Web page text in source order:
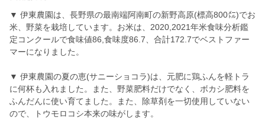
▼ 伊東農園は、長野県の最南端阿南町の新野高原(標高800㍍)でお
米、野菜を栽培しています。お米は、2020,2021年米食味分析鑑
定コンクールで食味値86,食味度86.7、合計172.7でベストファー
マーになりました。
▼ 伊東農園の夏の恵(サニーショコラ)は、元肥に鶏ふんを軽トラ
に何杯も入れました。また、野菜肥料だけでなく、ボカシ肥料を
ふんだんに使い育てました。また、除草剤を一切使用していない
ので、トウモロコシ本来の味がします。